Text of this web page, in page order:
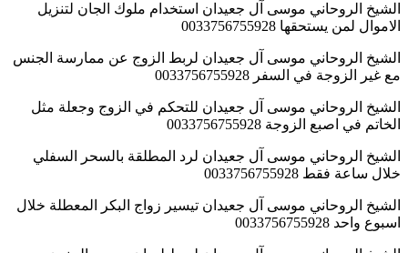
الشيخ الروحاني موسى آل جعيدان استخدام ملوك الجان لتنزيل
الاموال لمن يستحقها 0033756755928
الشيخ الروحاني موسى آل جعيدان لربط الزوج عن ممارسة الجنس
مع غير الزوجة في السفر 0033756755928
الشيخ الروحاني موسى آل جعيدان للتحكم في الزوج وجعلة مثل
الخاتم في اصبع الزوجة 0033756755928
الشيخ الروحاني موسى آل جعيدان لرد المطلقة بالسحر السفلي
خلال ساعة فقط 0033756755928
الشيخ الروحاني موسى آل جعيدان تيسير زواج البكر المعطلة خلال
اسبوع واحد 0033756755928